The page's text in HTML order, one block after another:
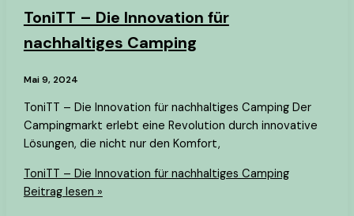
ToniTT – Die Innovation für
nachhaltiges Camping
Mai 9, 2024
ToniTT – Die Innovation für nachhaltiges Camping Der
Campingmarkt erlebt eine Revolution durch innovative
Lösungen, die nicht nur den Komfort,
ToniTT – Die Innovation für nachhaltiges Camping
Beitrag lesen »